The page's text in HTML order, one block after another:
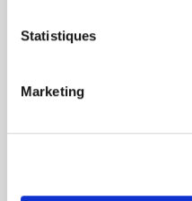
Statistiques
Marketing
Les plus consultés